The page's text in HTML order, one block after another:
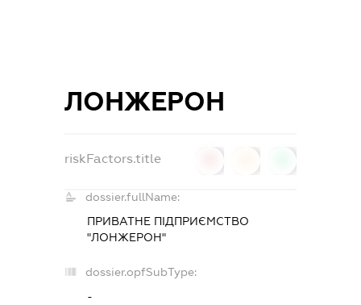
ЛОНЖЕРОН
riskFactors.title
dossier.fullName:
ПРИВАТНЕ ПІДПРИЄМСТВО
"ЛОНЖЕРОН"
dossier.opfSubType:
-